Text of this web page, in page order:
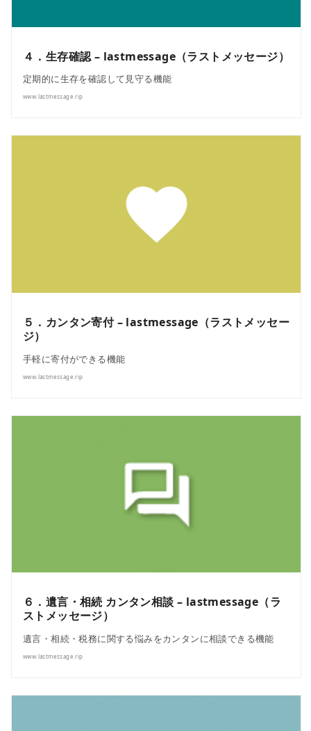
４．生存確認 – lastmessage（ラストメッセージ）
定期的に生存を確認して見守る機能
www.lastmessage.rip
５．カンタン寄付 – lastmessage（ラストメッセー
ジ）
手軽に寄付ができる機能
www.lastmessage.rip
６．遺言・相続 カンタン相談 – lastmessage（ラ
ストメッセージ）
遺言・相続・税務に関する悩みをカンタンに相談できる機能
www.lastmessage.rip